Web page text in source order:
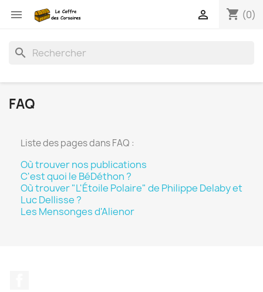
 shopping_cart (0)

search
FAQ
Liste des pages dans FAQ :
Où trouver nos publications
C'est quoi le BéDéthon ?
Où trouver "L'Étoile Polaire" de Philippe Delaby et
Luc Dellisse ?
Les Mensonges d'Alienor